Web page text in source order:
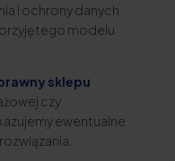
i ochrony danych
modelu
sklepu
czy
ewentualne